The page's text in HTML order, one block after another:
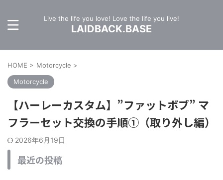
Live the life you love! Love the life you live!
LAIDBACK.BASE
HOME > Motorcycle >
Motorcycle
【ハーレーカスタム】”ファットボブ” マ
フラーセット交換の手順①（取り外し編）
2026年6月19日
最近の投稿